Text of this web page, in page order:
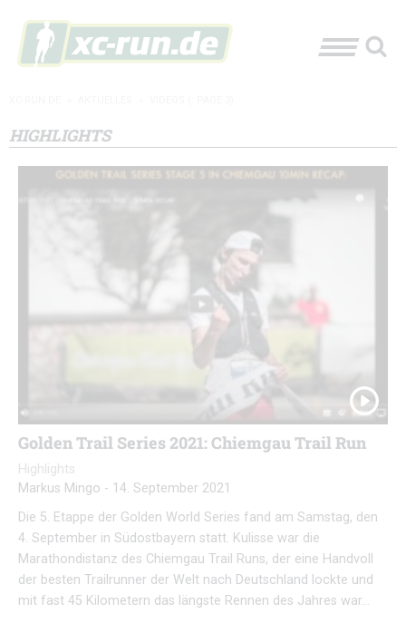
HIGHLIGHTS
Golden Trail Series 2021: Chiemgau Trail Run
Highlights
Markus Mingo - 14. September 2021
Die 5. Etappe der Golden World Series fand am Samstag, den
4. September in Südostbayern statt. Kulisse war die
Marathondistanz des Chiemgau Trail Runs, der eine Handvoll
der besten Trailrunner der Welt nach Deutschland lockte und
mit fast 45 Kilometern das längste Rennen des Jahres war…